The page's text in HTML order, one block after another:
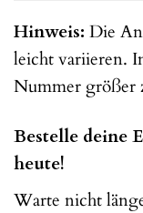
Hinweis: Die
leicht variieren.
Nummer größer
Bestelle deine
heute!
Warte nicht